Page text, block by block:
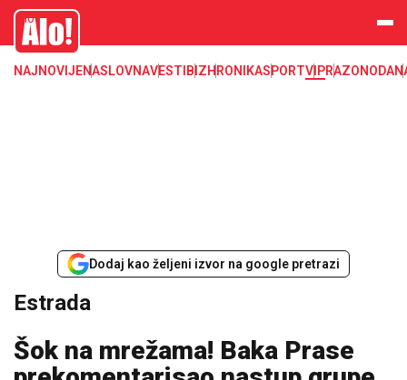
Estrada, poznati, VIP
Alo
NAJNOVIJENASLOVNAVESTI BIZHRONIKASPORTVIPRAZONODA
Dodaj kao željeni izvor na google pretrazi
Estrada
Šok na mrežama! Baka Prase